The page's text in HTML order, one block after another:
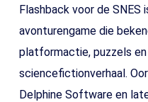
Flashback voor de SNES
avonturengame die
platformactie, puzzels
sciencefictionverhaal.
Delphine Software en